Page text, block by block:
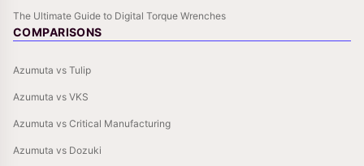
The Ultimate Guide to Digital Torque Wrenches
COMPARISONS
Azumuta vs Tulip
Azumuta vs VKS
Azumuta vs Critical Manufacturing
Azumuta vs Dozuki